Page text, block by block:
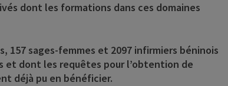
dont les formations dans ces domaines
157 sages-femmes et 2097 infirmiers béninois
dont les requêtes pour l’obtention de
déjà pu en bénéficier.